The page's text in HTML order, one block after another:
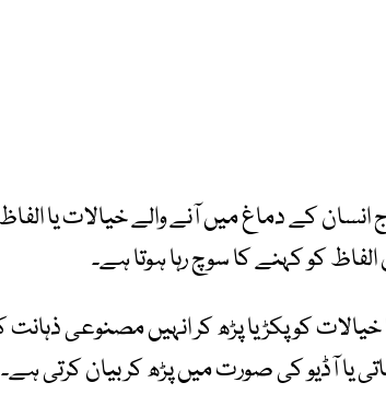
انسان کے دماغ میں آنے والے خیالات یا
کو کہنے کا سوچ رہا ہوتا ہے۔
خیالات کو پکڑ یا پڑھ کر انہیں مصنوعی
یا آڈیو کی صورت میں پڑھ کر بیان کرتی ہے۔